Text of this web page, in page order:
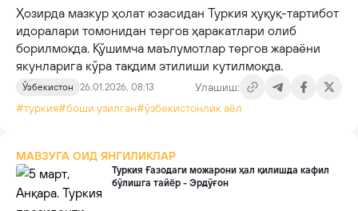
Ҳозирда мазкур ҳолат юзасидан Туркия ҳуқуқ-тартибот
идоралари томонидан тергов ҳаракатлари олиб
борилмоқда. Қўшимча маълумотлар тергов жараёни
якунларига кўра тақдим этилиши кутилмоқда.
Ўзбекистон 26.01.2026, 08:13
Улашиш:
#туркия#боши узилган#ўзбекистонлик аёл
МАВЗУГА ОИД ЯНГИЛИКЛАР
Туркия Ғазодаги можарони ҳал қилишда кафил
бўлишга тайёр - Эрдўғон